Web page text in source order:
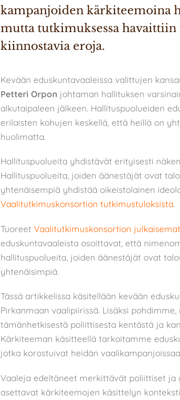
kampanjoiden kärkiteemoina
mutta tutkimuksessa
kiinnostavia eroja.
Kevään eduskuntavaaleissa valittujen
Petteri Orpon johtaman hallituksen
alkutaipaleen jälkeen. Hallituspuolueiden
erilaisten kohujen keskellä, että heillä on
huolimatta.
Hallituspuolueita yhdistävät erityisesti
Hallituspuolueita, joiden äänestäjät ovat
yhtenäisempiä yhdistää oikeistolainen
Vaalitutkimuskonsortion tutkimustuloksista.
Tuoreet Vaalitutkimuskonsortion
eduskuntavaaleista osoittavat, että
hallituspuolueita, joiden äänestäjät ovat
yhtenäisimpiä.
Tässä artikkelissa käsitellään kevään
Pirkanmaan vaalipiirissä. Lisäksi
tämänhetkisestä poliittisesta kentästä ja
Kärkiteeman käsitteellä tarkoitamme
jotka korostuivat heidän
Vaaleja edeltäneet merkittävät poliittiset ja
asettavat kärkiteemojen käsittelyn